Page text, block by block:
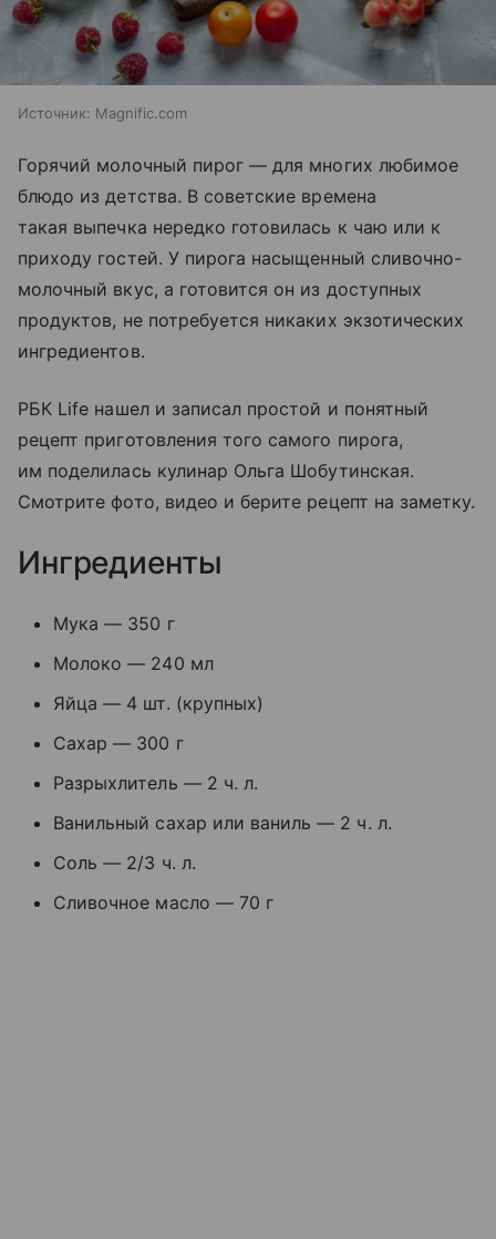
Источник: Magnific.com
Горячий молочный пирог — для многих любимое
блюдо из детства. В советские времена
такая выпечка нередко готовилась к чаю или к
приходу гостей. У пирога насыщенный сливочно-
молочный вкус, а готовится он из доступных
продуктов, не потребуется никаких экзотических
ингредиентов.
РБК Life нашел и записал простой и понятный
рецепт приготовления того самого пирога,
им поделилась кулинар Ольга Шобутинская.
Смотрите фото, видео и берите рецепт на заметку.
Ингредиенты
Мука — 350 г
Молоко — 240 мл
Яйца — 4 шт. (крупных)
Сахар — 300 г
Разрыхлитель — 2 ч. л.
Ванильный сахар или ваниль — 2 ч. л.
Соль — 2/3 ч. л.
Сливочное масло — 70 г